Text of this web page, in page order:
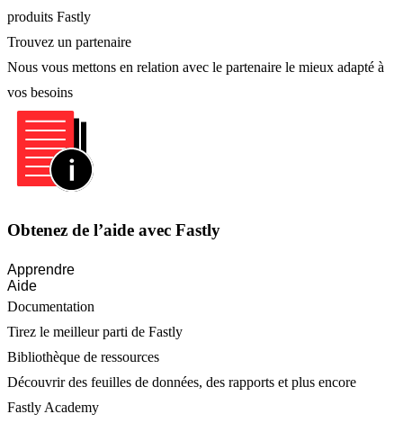
produits Fastly
Trouvez un partenaire
Nous vous mettons en relation avec le partenaire le mieux adapté à
vos besoins
Obtenez de l’aide avec Fastly
Apprendre
Aide
Documentation
Tirez le meilleur parti de Fastly
Bibliothèque de ressources
Découvrir des feuilles de données, des rapports et plus encore
Fastly Academy